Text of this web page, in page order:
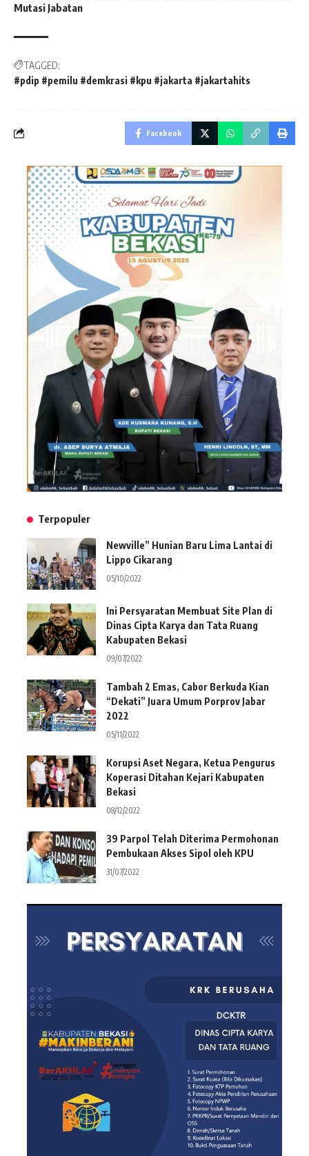
Mutasi Jabatan
TAGGED:
#pdip #pemilu #demkrasi #kpu #jakarta #jakartahits
Facebook
Terpopuler
Newville” Hunian Baru Lima Lantai di
Lippo Cikarang
05/10/2022
Ini Persyaratan Membuat Site Plan di
Dinas Cipta Karya dan Tata Ruang
Kabupaten Bekasi
09/07/2022
Tambah 2 Emas, Cabor Berkuda Kian
“Dekati” Juara Umum Porprov Jabar
2022
05/11/2022
Korupsi Aset Negara, Ketua Pengurus
Koperasi Ditahan Kejari Kabupaten
Bekasi
08/12/2022
39 Parpol Telah Diterima Permohonan
Pembukaan Akses Sipol oleh KPU
31/07/2022